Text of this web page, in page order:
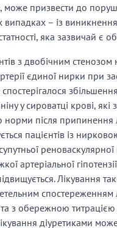
може призвести до
випадках – із
яка зазвичай є
з двобічним стенозом
єдиної нирки при
спостерігалося
у сироватці крові, які
норми після припинення
пацієнтів із
реноваскулярної
артеріальної
Лікування
спостереженням
з обережною титрацією
діуретиками